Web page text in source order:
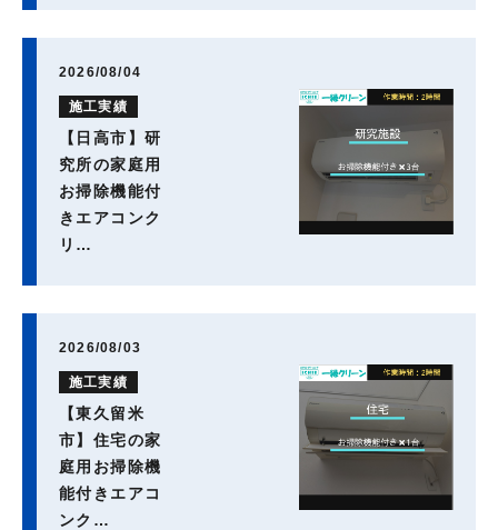
2026/08/04
施工実績
【日高市】研
究所の家庭用
お掃除機能付
きエアコンク
リ…
2026/08/03
施工実績
【東久留米
市】住宅の家
庭用お掃除機
能付きエアコ
ンク…